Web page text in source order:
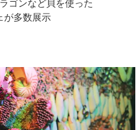
ゴンなど貝を使った
が多数展示